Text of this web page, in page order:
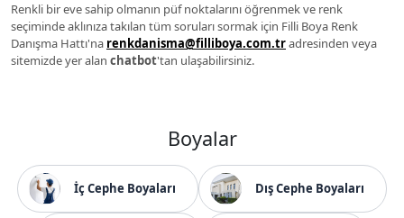
Renkli bir eve sahip olmanın püf noktalarını öğrenmek ve renk
seçiminde aklınıza takılan tüm soruları sormak için Filli Boya Renk
Danışma Hattı'na renkdanisma@filliboya.com.tradresinden veya
sitemizde yer alan chatbot'tan ulaşabilirsiniz.
Boyalar
İç Cephe Boyaları Dış Cephe Boyaları